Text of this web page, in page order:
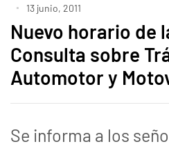
13 junio, 2011
Nuevo horario de
Consulta sobre
Automotor y
Se informa a los